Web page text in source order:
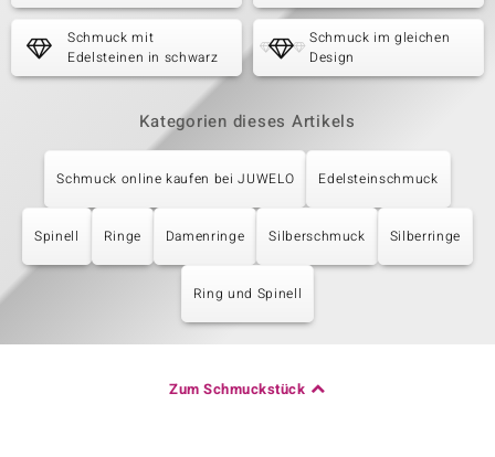
Schmuck mit
Edelsteinen in schwarz
Schmuck im gleichen
Design
Kategorien dieses Artikels
Schmuck online kaufen bei JUWELO Edelsteinschmuck
Spinell Ringe Damenringe Silberschmuck Silberringe
Ring und Spinell
Zum Schmuckstück